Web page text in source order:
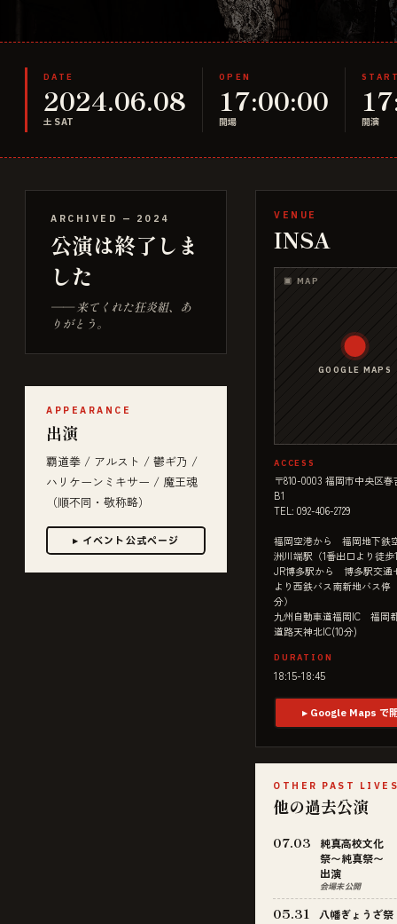
DATE
2024.06.08
土 SAT
OPEN
17:00:00
開場 開演
ARCHIVED — 2024
公演は終了しま
した
—— 来てくれた狂炎組、あ
りがとう。
APPEARANCE
出演
覇道拳 / アルスト / 鬱ギ乃 /
ハリケーンミキサー / 魔王魂
（順不同・敬称略）
▸ イベント公式ページ
VENUE
INSA
▣ MAP
GOOGLE MAPS
ACCESS
〒810-0003 福岡市中央区
B1
TEL: 092-406-2729
福岡空港から 福岡地下鉄
洲川端駅（1番出口より徒歩
JR博多駅から 博多駅交通
より西鉄バス南新地バス停
分）
九州自動車道福岡IC 福岡
道路天神北IC(10分)
DURATION
18:15-18:45
▸ Google Maps で
OTHER PAST
他の過去公演
07.03
純真高校文化
祭〜純真祭〜
出演
会場未公開
05.31
八幡ぎょうざ祭